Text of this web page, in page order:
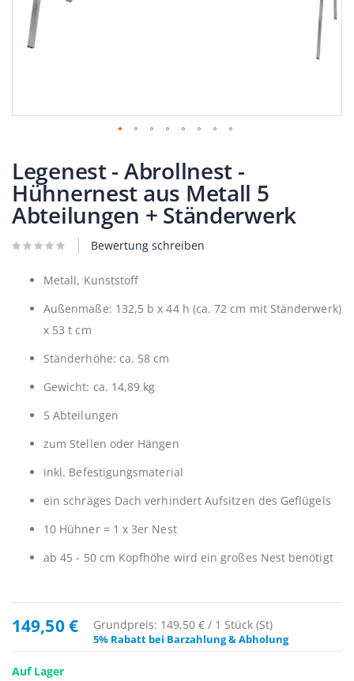
Anfang
der
Bildergalerie
springen
Legenest - Abrollnest -
Hühnernest aus Metall 5
Abteilungen + Ständerwerk
Bewertung schreiben
Metall, Kunststoff
Außenmaße: 132,5 b x 44 h (ca. 72 cm mit Ständerwerk)
x 53 t cm
Ständerhöhe: ca. 58 cm
Gewicht: ca. 14,89 kg
5 Abteilungen
zum Stellen oder Hängen
inkl. Befestigungsmaterial
ein schräges Dach verhindert Aufsitzen des Geflügels
10 Hühner = 1 x 3er Nest
ab 45 - 50 cm Kopfhöhe wird ein großes Nest benötigt
149,50 € Grundpreis: 149,50 € / 1 Stück (St)
5% Rabatt bei Barzahlung & Abholung
Auf Lager